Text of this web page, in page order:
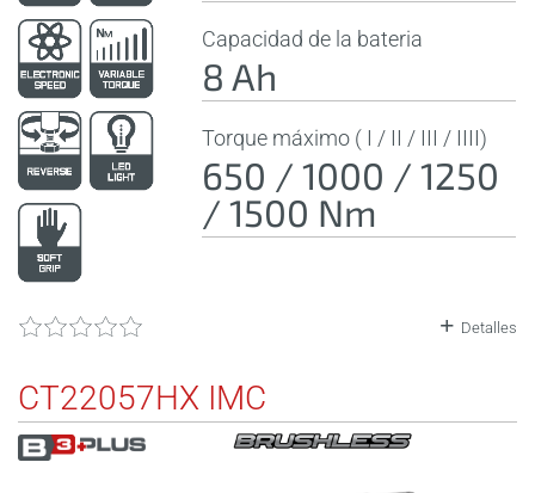
Capacidad de la bateria
8 Ah
Torque máximo ( I / II / III / IIII)
650 / 1000 / 1250
/ 1500 Nm
Detalles
CT22057HX IMC